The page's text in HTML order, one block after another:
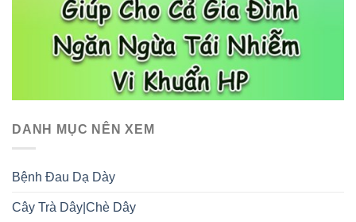
DANH MỤC NÊN XEM
Bệnh Đau Dạ Dày
Cây Trà Dây|Chè Dây